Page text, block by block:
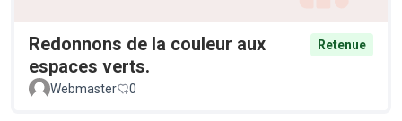
Redonnons de la couleur aux
espaces verts.
Retenue
Webmaster 0